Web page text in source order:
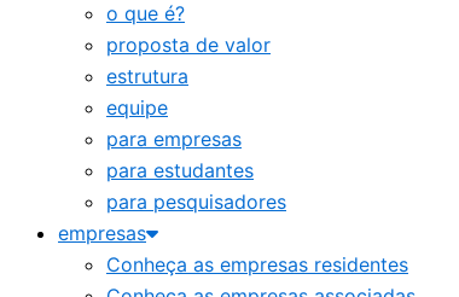
o que é?
proposta de valor
estrutura
equipe
para empresas
para estudantes
para pesquisadores
empresas
Conheça as empresas residentes